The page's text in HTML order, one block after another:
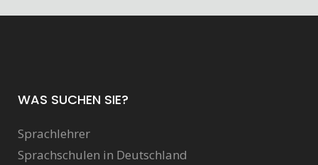
WAS SUCHEN SIE?
Sprachlehrer
Sprachschulen in Deutschland